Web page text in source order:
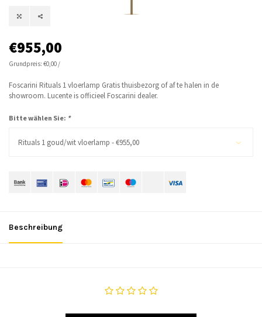
€955,00
Grundpreis: €0,00 /
Foscarini Rituals 1 vloerlamp Gratis thuisbezorg of af te halen in de
showroom. Lucente is officieel Foscarini dealer.
Bitte wählen Sie: *
Rituals 1 goud/wit vloerlamp - €955,00
Beschreibung